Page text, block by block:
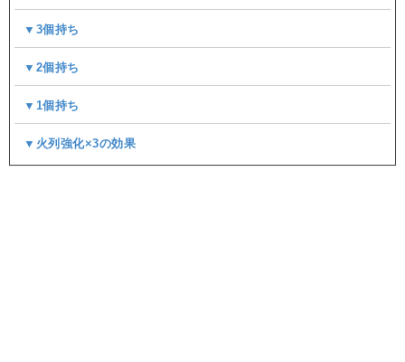
▼3個持ち
▼2個持ち
▼1個持ち
▼火列強化×3の効果